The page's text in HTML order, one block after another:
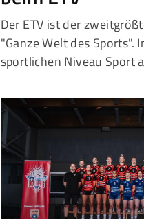
Der ETV ist der
"Ganze Welt des
sportlichen Niveau Sport
Alles zur
Termine
Fragen &